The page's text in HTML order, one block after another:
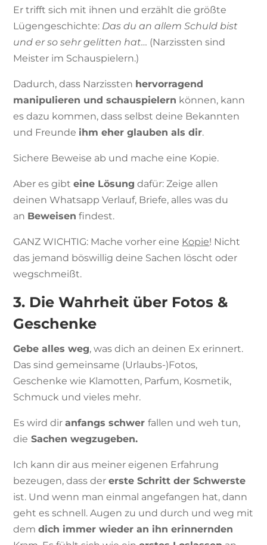
Er trifft sich mit ihnen und erzählt die größte
Lügengeschichte: Das du an allem Schuld bist
und er so sehr gelitten hat… (Narzissten sind
Meister im Schauspielern.)
Dadurch, dass Narzissten hervorragend
manipulieren und schauspielern können, kann
es dazu kommen, dass selbst deine Bekannten
und Freunde ihm eher glauben als dir.
Sichere Beweise ab und mache eine Kopie.
Aber es gibteine Lösung dafür: Zeige allen
deinen Whatsapp Verlauf, Briefe, alles was du
an Beweisen findest.
GANZ WICHTIG: Mache vorher eine Kopie! Nicht
das jemand böswillig deine Sachen löscht oder
wegschmeißt.
3. Die Wahrheit über Fotos &
Geschenke
Gebe alles weg, was dich an deinen Ex erinnert.
Das sind gemeinsame (Urlaubs-)Fotos,
Geschenke wie Klamotten, Parfum, Kosmetik,
Schmuck und vieles mehr.
Es wird diranfangs schwerfallen und weh tun,
die Sachen wegzugeben.
Ich kann dir aus meiner eigenen Erfahrung
bezeugen, dass dererste Schritt der Schwerste
ist. Und wenn man einmal angefangen hat, dann
geht es schnell. Augen zu und durch und weg mit
demdich immer wieder an ihn erinnernden